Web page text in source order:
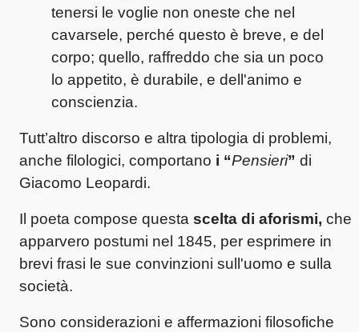
tenersi le voglie non oneste che nel
cavarsele, perché questo è breve, e del
corpo; quello, raffreddo che sia un poco
lo appetito, è durabile, e dell'animo e
conscienzia.
Tutt’altro discorso e altra tipologia di problemi,
anche filologici, comportano i “Pensieri” di
Giacomo Leopardi.
Il poeta compose questa scelta di aforismi, che
apparvero postumi nel 1845, per esprimere in
brevi frasi le sue convinzioni sull'uomo e sulla
società.
Sono considerazioni e affermazioni filosofiche